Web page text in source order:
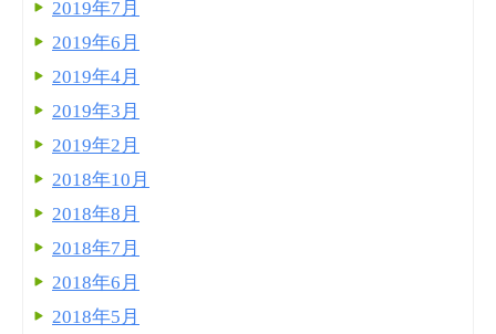
2019年7月
2019年6月
2019年4月
2019年3月
2019年2月
2018年10月
2018年8月
2018年7月
2018年6月
2018年5月